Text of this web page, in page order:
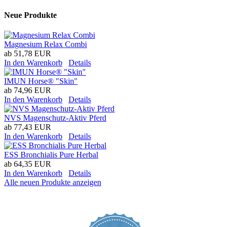
Neue Produkte
Magnesium Relax Combi
ab 51,78 EUR
In den Warenkorb
Details
IMUN Horse® "Skin"
ab 74,96 EUR
In den Warenkorb
Details
NVS Magenschutz-Aktiv Pferd
ab 77,43 EUR
In den Warenkorb
Details
ESS Bronchialis Pure Herbal
ab 64,35 EUR
In den Warenkorb
Details
Alle neuen Produkte anzeigen